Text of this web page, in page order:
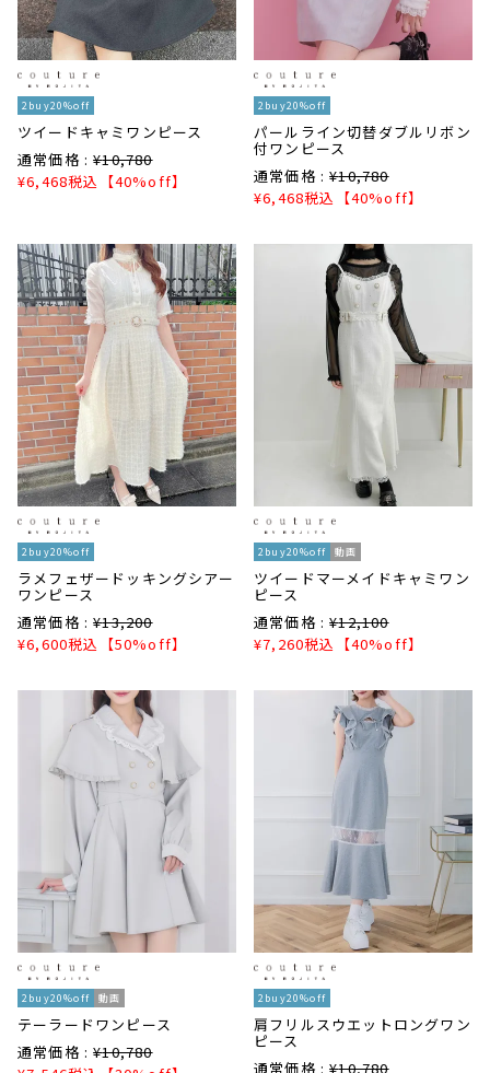
2buy20%off
ツイードキャミワンピース
通常価格 : ¥10,780
¥6,468税込 【40%off】
2buy20%off
パールライン切替ダブルリボン
付ワンピース
通常価格 : ¥10,780
¥6,468税込 【40%off】
2buy20%off
ラメフェザードッキングシアー
ワンピース
通常価格 : ¥13,200
¥6,600税込 【50%off】
2buy20%off 動画
ツイードマーメイドキャミワン
ピース
通常価格 : ¥12,100
¥7,260税込 【40%off】
2buy20%off 動画
テーラードワンピース
通常価格 : ¥10,780
2buy20%off
肩フリルスウエットロングワン
ピース
通常価格 : ¥10,780